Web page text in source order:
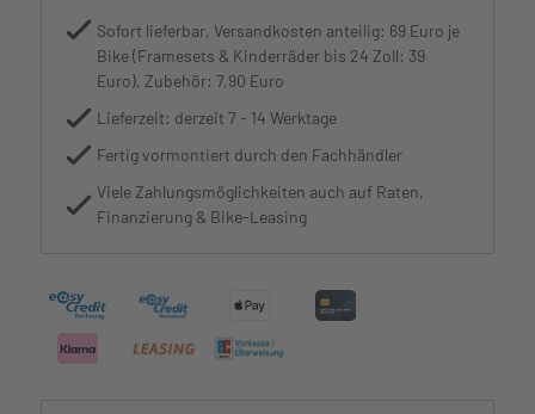
Sofort lieferbar, Versandkosten anteilig: 69 Euro je
Bike (Framesets & Kinderräder bis 24 Zoll: 39
Euro), Zubehör: 7,90 Euro
Lieferzeit: derzeit 7 - 14 Werktage
Fertig vormontiert durch den Fachhändler
Viele Zahlungsmöglichkeiten auch auf Raten,
Finanzierung & Bike-Leasing